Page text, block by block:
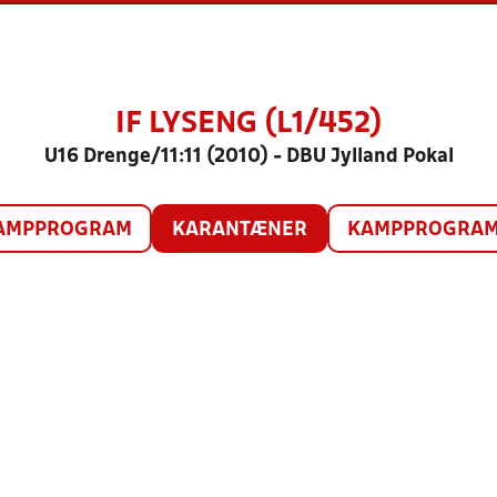
IF LYSENG (L1/452)
U16 Drenge/11:11 (2010) - DBU Jylland Pokal
KARANTÆNER